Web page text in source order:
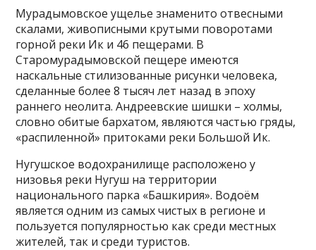
Мурадымовское ущелье знаменито отвесными
скалами, живописными крутыми поворотами
горной реки Ик и 46 пещерами. В
Старомурадымовской пещере имеются
наскальные стилизованные рисунки человека,
сделанные более 8 тысяч лет назад в эпоху
раннего неолита. Андреевские шишки – холмы,
словно обитые бархатом, являются частью гряды,
«распиленной» притоками реки Большой Ик.
Нугушское водохранилище расположено у
низовья реки Нугуш на территории
национального парка «Башкирия». Водоём
является одним из самых чистых в регионе и
пользуется популярностью как среди местных
жителей, так и среди туристов.